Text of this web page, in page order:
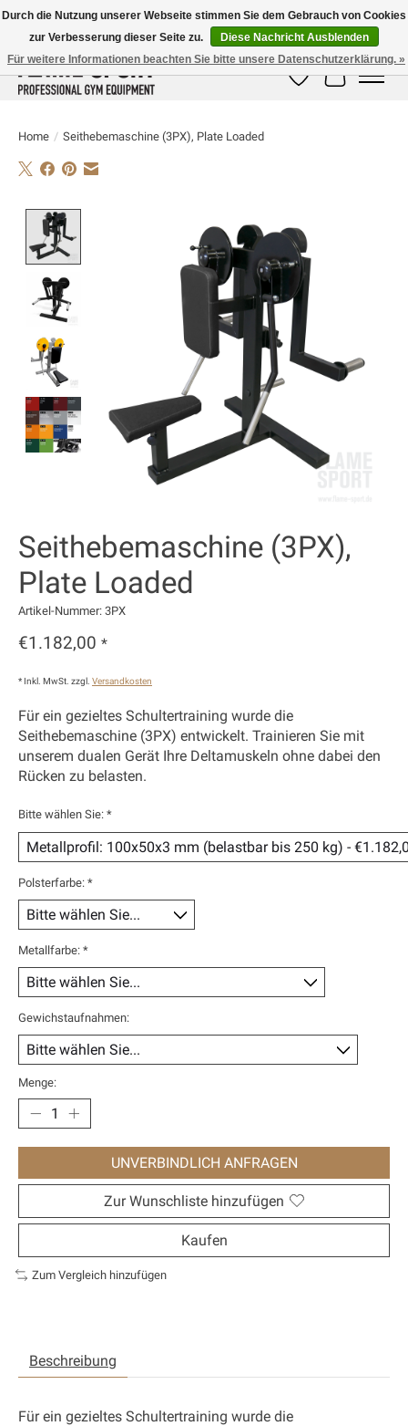
E-MAIL:info@flame-sport.deTEL.: +49 1525 9705 011
Wunschzettel
Ihr
Home / Seithebemaschine (3PX), Plate Loaded
Seithebemaschine (3PX),
Plate Loaded
Artikel-Nummer: 3PX
€1.182,00 *
* Inkl. MwSt. zzgl. Versandkosten
Für ein gezieltes Schultertraining wurde die
Seithebemaschine (3PX) entwickelt. Trainieren Sie mit
unserem dualen Gerät Ihre Deltamuskeln ohne dabei den
Rücken zu belasten.
Bitte wählen Sie: *
Polsterfarbe: *
Metallfarbe: *
Gewichstaufnahmen:
Menge:
UNVERBINDLICH ANFRAGEN
Zur Wunschliste hinzufügen
Kaufen
Zum Vergleich hinzufügen
Beschreibung
Für ein gezieltes Schultertraining wurde die
Durch die Nutzung unserer Webseite stimmen Sie dem Gebrauch von Cookies
zur Verbesserung dieser Seite zu.
Diese Nachricht Ausblenden
Für weitere Informationen beachten Sie bitte unsere Datenschutzerklärung. »